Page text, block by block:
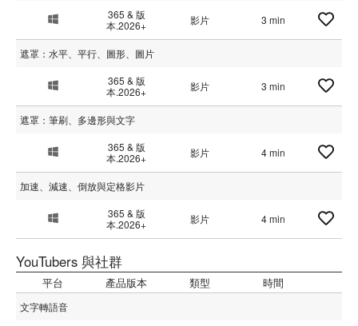
365 & 版
本.2026+
影片 3 min
遮罩：水平、平行、圖形、圖片
365 & 版
本.2026+
影片 3 min
遮罩：筆刷、多邊形與文字
365 & 版
本.2026+
影片 4 min
加速、減速、倒放與定格影片
365 & 版
本.2026+
影片 4 min
YouTubers 與社群
平台 產品版本 類型 時間
文字轉語音